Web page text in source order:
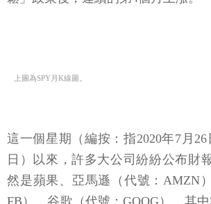
上圖為SPY月K線圖。
這一個星期（編按：指2020年7月26
日）以來，許多大公司紛紛公布財
然是蘋果、亞馬遜（代號：AMZN
FB）、谷歌（代號：GOOG），其